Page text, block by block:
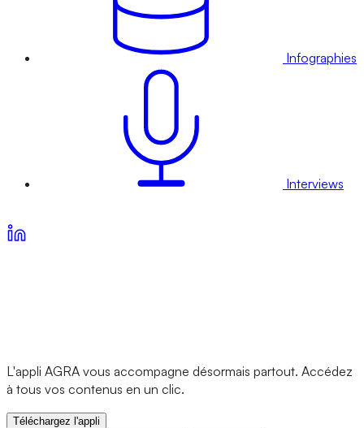
Infographies
Interviews
L'appli AGRA vous accompagne désormais partout. Accédez
à tous vos contenus en un clic.
Téléchargez l'appli